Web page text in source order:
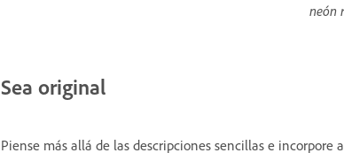
neón
Sea original
Piense más allá de las descripciones sencillas e